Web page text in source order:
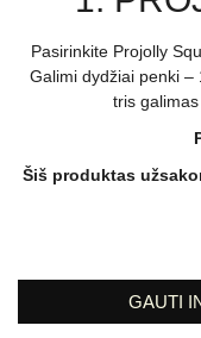
Pasirinkite Projolly
Galimi dydžiai penki
tris
Šiš produktas
GAUTI